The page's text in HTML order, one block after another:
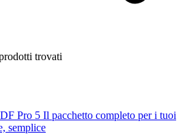
trovati
Pro 5 Il pacchetto completo per i tuoi
semplice